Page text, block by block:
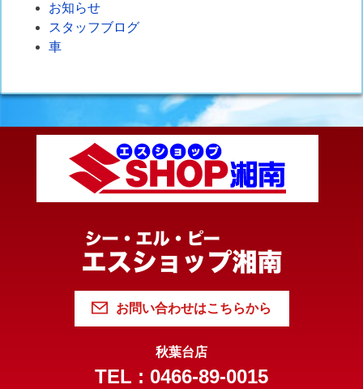
お知らせ
スタッフブログ
車
お問い合わせはこちらから
秋葉台店
TEL : 0466-89-0015